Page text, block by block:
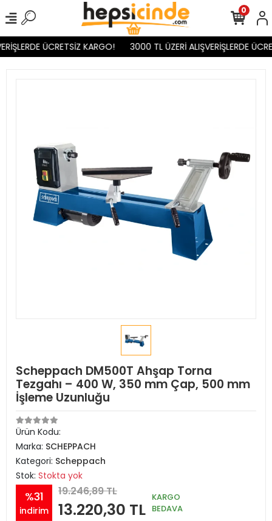
ÜCRETSİZ KARGO! 3000 TL ÜZERİ ALIŞVERİŞLERDE
0
Scheppach DM500T Ahşap Torna
Tezgahı – 400 W, 350 mm Çap, 500 mm
İşleme Uzunluğu
Ürün Kodu:
Marka: SCHEPPACH
Kategori: Scheppach
Stok: Stokta yok
%31
indirim
19.246,89 TL
13.220,30 TL
KARGO
BEDAVA